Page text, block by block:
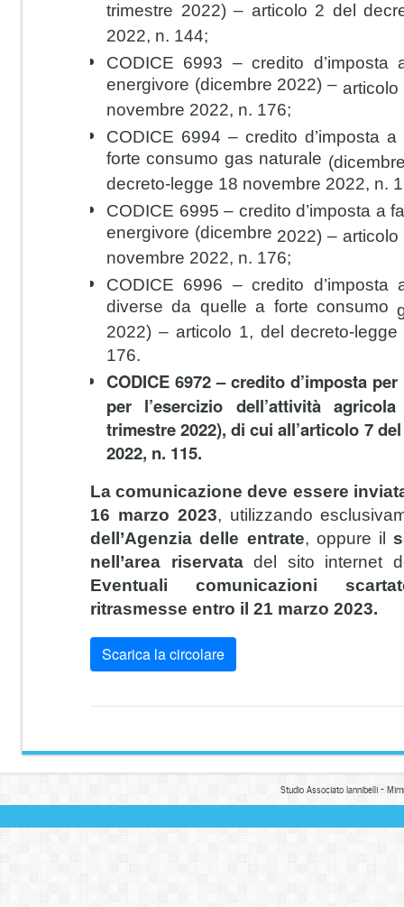
trimestre 2022) – articolo 2 del
2022, n. 144;
CODICE 6993 – credito d’imposta
energivore (dicembre 2022) – articolo
novembre 2022, n. 176;
CODICE 6994 – credito d’imposta
forte consumo gas naturale
decreto-legge 18 novembre 2022, n.
CODICE 6995 – credito d’imposta a
energivore (dicembre 2022) –
novembre 2022, n. 176;
CODICE 6996 – credito d’imposta
diverse da quelle a forte consumo
2022) – articolo 1, del decreto-
176.
CODICE 6972 – credito d’imposta
per l’esercizio dell’attività
trimestre 2022), di cui all’articolo 7
2022, n. 115.
La comunicazione deve essere
16 marzo 2023, utilizzando
dell’Agenzia delle entrate, oppure il
nell’area riservatadel sito internet
Eventuali comunicazioni
ritrasmesse entro il 21 marzo 2023.
Scarica la circolare
Studio Associato Iannibelli -